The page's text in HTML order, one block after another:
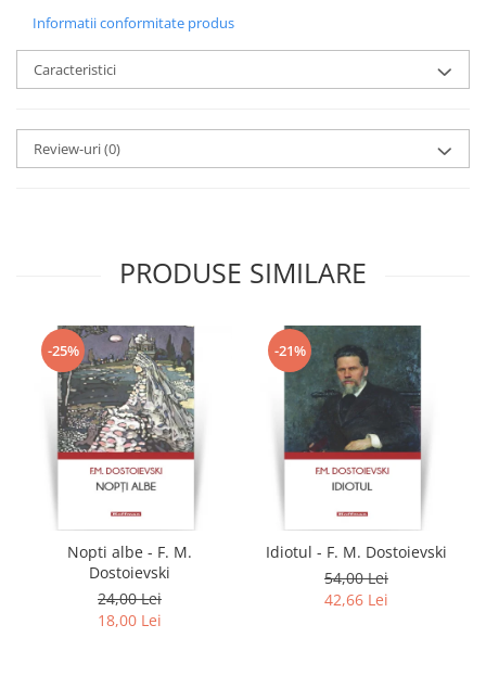
Informatii conformitate produs
Caracteristici
Review-uri(0)
PRODUSE SIMILARE
-25%
Nopti albe - F. M.
Dostoievski
24,00 Lei
18,00 Lei
-21%
Idiotul - F. M. Dostoievski
54,00 Lei
42,66 Lei